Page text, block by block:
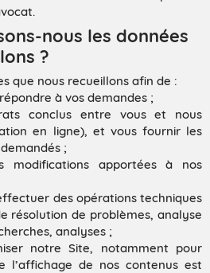
nous les données
?
que nous recueillons afin de :
à vos demandes ;
conclus entre vous et nous
en ligne), et vous fournir les
;
modifications apportées à nos
des opérations techniques
résolution de problèmes, analyse
analyses ;
notre Site, notamment pour
l’affichage de nos contenus est